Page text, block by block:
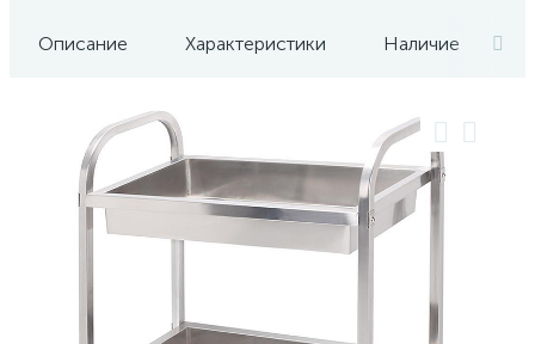
Описание Характеристики Наличие